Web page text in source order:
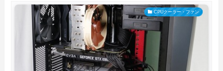
CPUクーラー・ファン